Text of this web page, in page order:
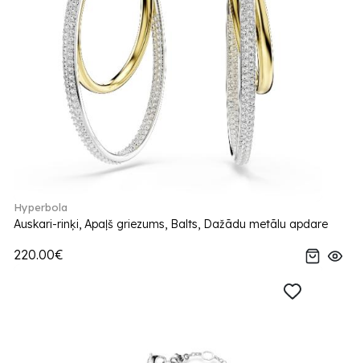
Hyperbola
Auskari-rinķi, Apaļš griezums, Balts, Dažādu metālu apdare
220.00€